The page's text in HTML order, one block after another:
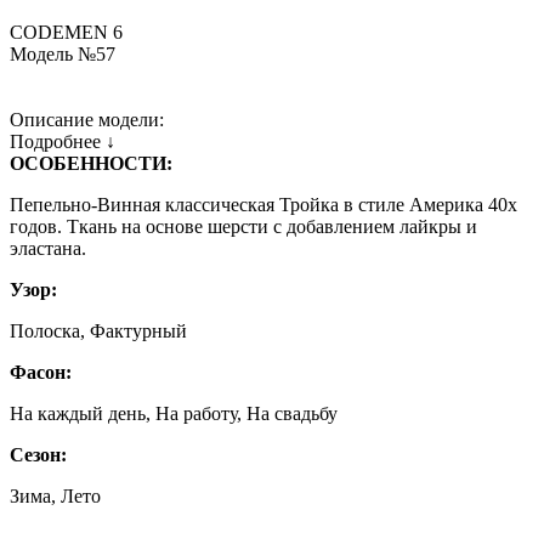
CODEMEN 6
Модель №57
Описание модели:
Подробнее ↓
ОСОБЕННОСТИ:
Пепельно-Винная классическая Тройка в стиле Америка 40х
годов. Ткань на основе шерсти с добавлением лайкры и
эластана.
Узор:
Полоска, Фактурный
Фасон:
На каждый день, На работу, На свадьбу
Сезон:
Зима, Лето